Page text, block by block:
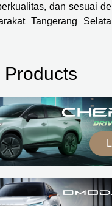
dan sesuai
Tangerang